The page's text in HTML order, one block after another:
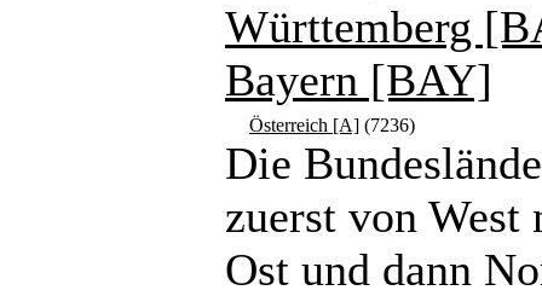
Württemberg
Bayern [BAY]
Österreich [A] (7236)
Die
zuerst von West
Ost und dann